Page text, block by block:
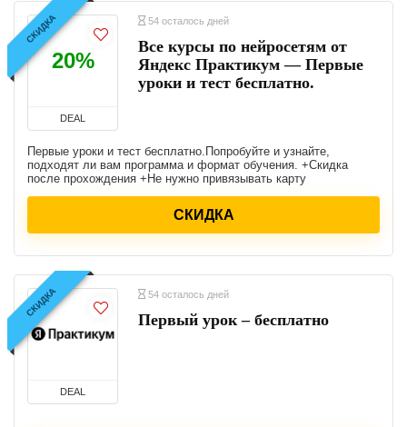
СКИДКА
20%
DEAL
54 осталось дней
Все курсы по нейросетям от
Яндекс Практикум — Первые
уроки и тест бесплатно.
Первые уроки и тест бесплатно. ​​​​​​​Попробуйте и узнайте,
подходят ли вам программа и формат обучения. +Скидка
после прохождения +Не нужно привязывать карту
СКИДКА
СКИДКА
DEAL
54 осталось дней
Первый урок – бесплатно